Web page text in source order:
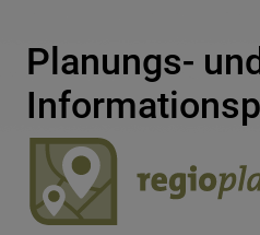
Planungs- und